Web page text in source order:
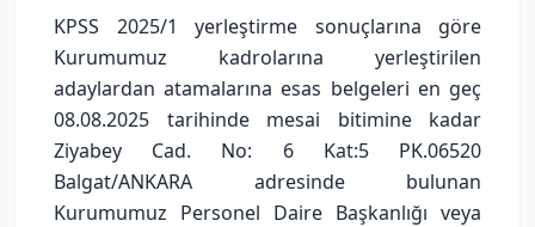
KPSS 2025/1 yerleştirme sonuçlarına göre
Kurumumuz kadrolarına yerleştirilen
adaylardan atamalarına esas belgeleri en geç
08.08.2025 tarihinde mesai bitimine kadar
Ziyabey Cad. No: 6 Kat:5 PK.06520
Balgat/ANKARA adresinde bulunan
Kurumumuz Personel Daire Başkanlığı veya